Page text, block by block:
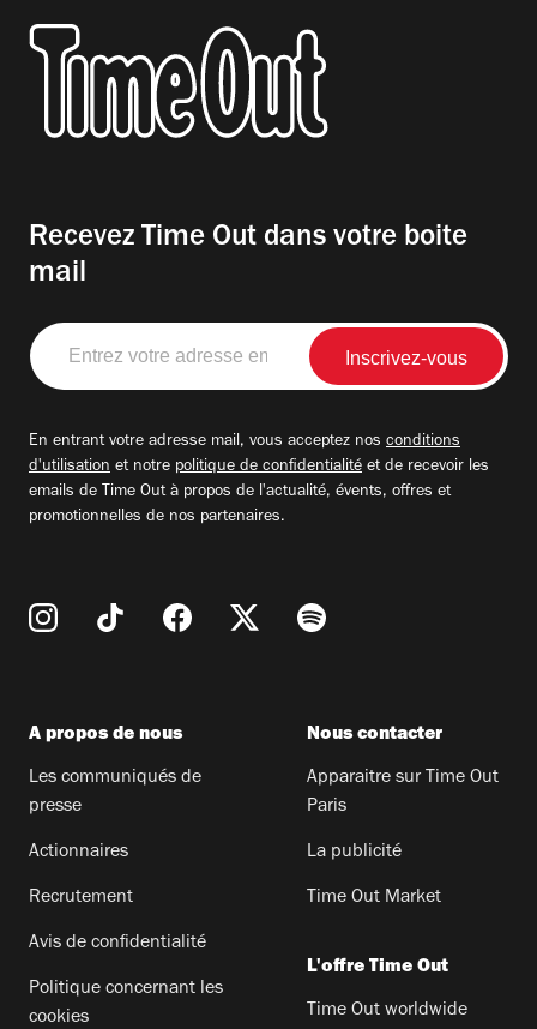
Recevez Time Out dans votre boite
mail
Entrez
votre
adresse
En entrant votre adresse mail, vous acceptez nos conditions
d'utilisation et notre politique de confidentialité et de recevoir les
emails de Time Out à propos de l'actualité, évents, offres et
promotionnelles de nos partenaires.
A propos de nous
Les communiqués de
presse
Actionnaires
Recrutement
Avis de confidentialité
Politique concernant les
cookies
Nous contacter
Apparaitre sur Time Out
Paris
La publicité
Time Out Market
L'offre Time Out
Time Out worldwide